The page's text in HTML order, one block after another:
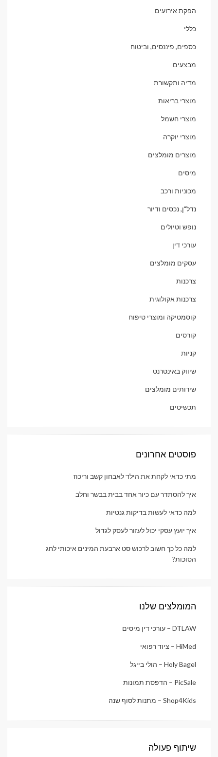
הפקת אירועים
כללי
כספים, פיננסים, וביטוח
מבצעים
מדיה ותקשורת
מוצרי בריאות
מוצרי חשמל
מוצרי יוקרה
מוצרים מומלצים
מיסים
מכוניות ורכב
נדל"ן, נכסים ודיור
נופש וטיולים
עורכי דין
עסקים מומלצים
צרכנות
צרכנות אקולוגית
קוסמטיקה ומוצרי טיפוח
קורסים
קניות
שיווק באינטרנט
שירותים מומלצים
תכשיטים
פוסטים אחרונים
מתי כדאי לקחת את הילד לאבחון קשב וריכוז
איך להסתדר עם כיור אחד בבית בבשר וחלב
למה כדאי לעשות בדיקות גנטיות
איך יועץ עסקי יכול לעזור לעסק לגדול
למה כל כך חשוב לרכוש סט ארבעת המינים איכותי לחג
הסוכות?
המומלצים שלנו
DTLAW – עורכי דין מיסים
HiMed – ציוד רפואי
Holy Bagel – הולי בייגל
PicSale – הדפסת תמונות
Shop4Kids – מתנות לסוף שנה
שיתוף פעולה